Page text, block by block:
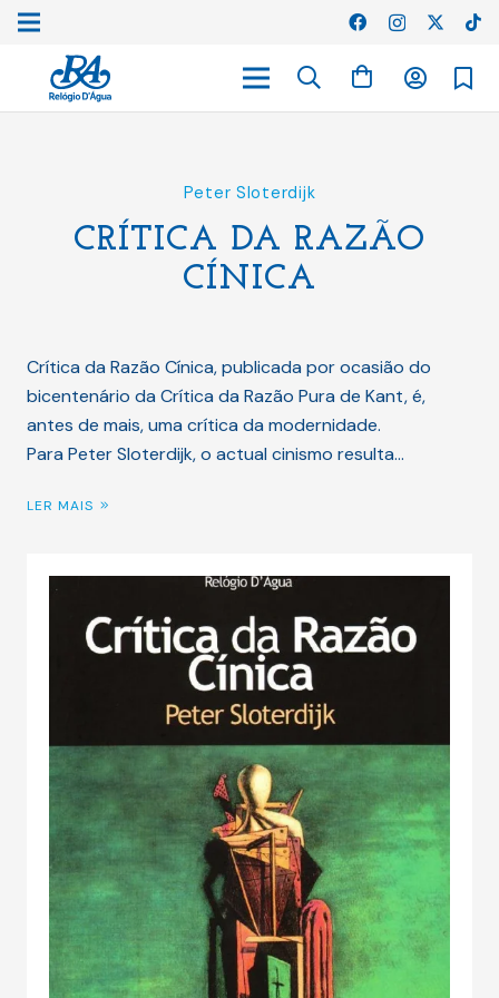
Peter Sloterdijk
CRÍTICA DA RAZÃO
CÍNICA
Crítica da Razão Cínica, publicada por ocasião do
bicentenário da Crítica da Razão Pura de Kant, é,
antes de mais, uma crítica da modernidade.
Para Peter Sloterdijk, o actual cinismo resulta…
LER MAIS